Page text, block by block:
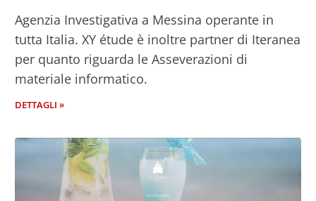
Agenzia Investigativa a Messina operante in
tutta Italia. XY étude è inoltre partner di Iteranea
per quanto riguarda le Asseverazioni di
materiale informatico.
DETTAGLI »